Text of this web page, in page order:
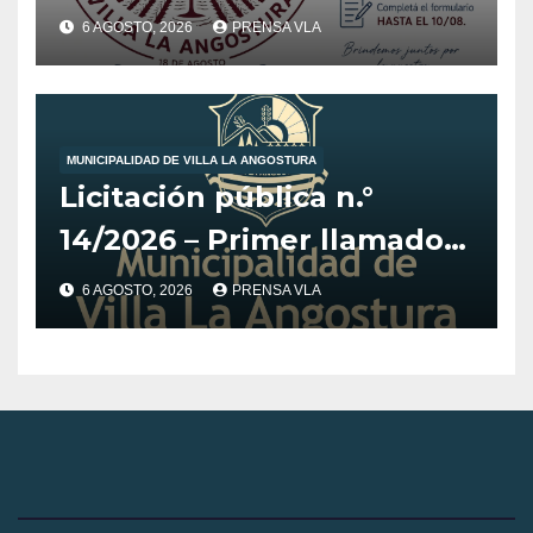
6 AGOSTO, 2026 PRENSA VLA
MUNICIPALIDAD DE VILLA LA ANGOSTURA
Licitación pública n.°
14/2026 – Primer llamado
para la adquisición de
vehículo adaptado para
6 AGOSTO, 2026 PRENSA VLA